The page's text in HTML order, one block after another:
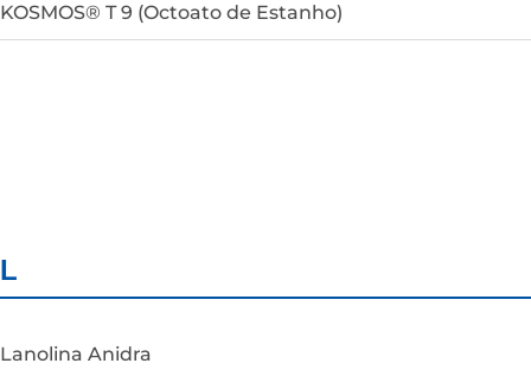
KOSMOS® T 9 (Octoato de Estanho)
L
Lanolina Anidra